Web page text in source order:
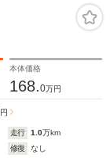
本体価格
168.0万円
円
走行 1.0万km
修復
なし